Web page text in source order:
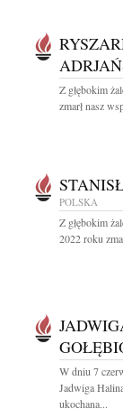
Z głębokim
zmarł nasz
POLSKA
Z głębokim
2022 roku
W dniu 7
Jadwiga
ukochana...